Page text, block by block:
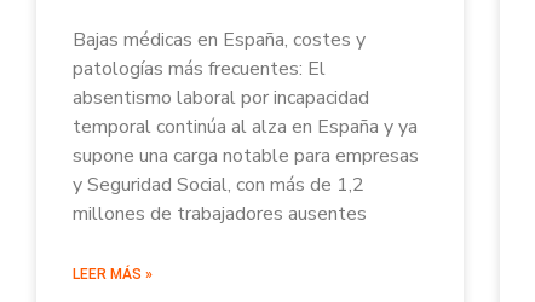
Bajas médicas en España, costes y
patologías más frecuentes: El
absentismo laboral por incapacidad
temporal continúa al alza en España y ya
supone una carga notable para empresas
y Seguridad Social, con más de 1,2
millones de trabajadores ausentes
LEER MÁS »